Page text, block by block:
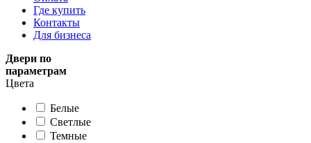
Где купить
Контакты
Для бизнеса
Двери по
параметрам
Цвета
Белые
Светлые
Темные